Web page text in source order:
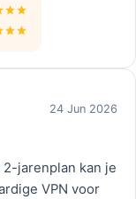
24 Jun 2026
jarenplan kan je
VPN voor